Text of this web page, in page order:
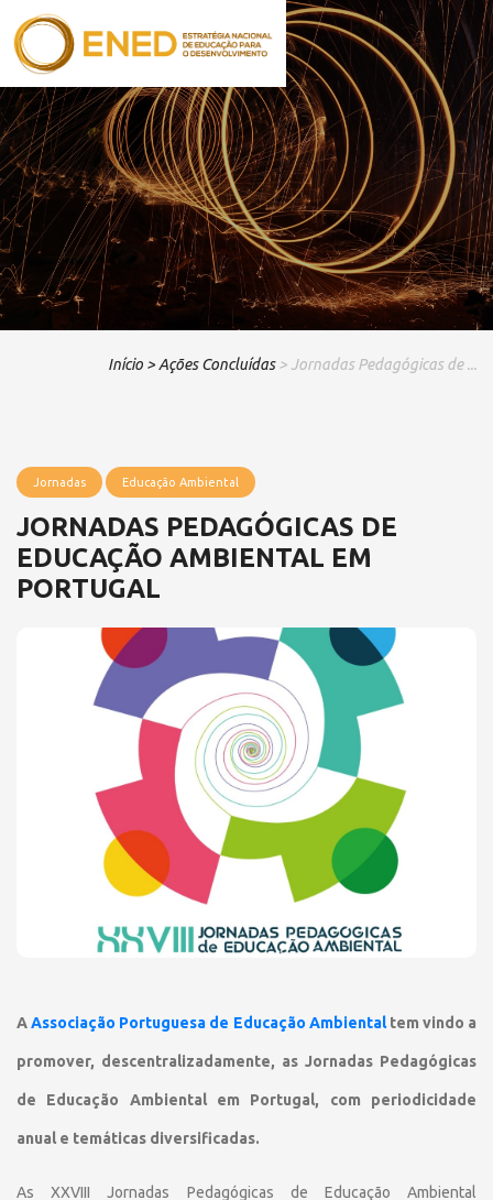
Início > Ações Concluídas > Jornadas Pedagógicas de ...
Jornadas Educação Ambiental
JORNADAS PEDAGÓGICAS DE
EDUCAÇÃO AMBIENTAL EM
PORTUGAL
AAssociação Portuguesa de Educação Ambientaltem vindo a
promover, descentralizadamente, as Jornadas Pedagógicas
de Educação Ambiental em Portugal, com periodicidade
anual e temáticas diversificadas.
As XXVIII Jornadas Pedagógicas de Educação Ambiental